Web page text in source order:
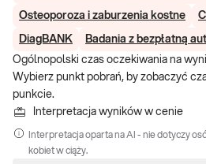
Osteoporoza i zaburzenia kostne
DiagBANK
Badania z bezpłatną
Ogólnopolski czas oczekiwania na
Wybierz punkt pobrań, by zobaczyć
punkcie.
Interpretacja wyników w cenie
Interpretacja oparta na AI - nie dotyczy
kobiet w ciąży.